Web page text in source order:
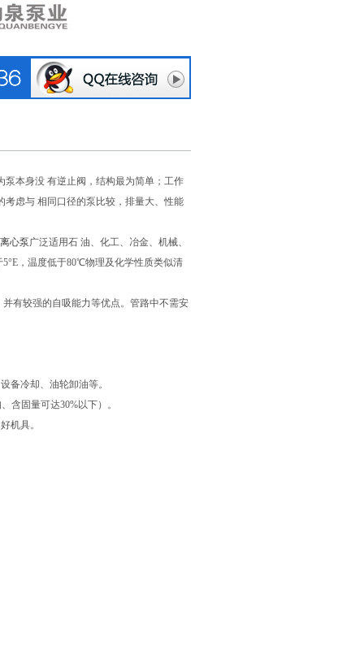
泵本身没 有逆止阀，结构最为简单；工作
虑与 相同口径的泵比较，排量大、性能
离心泵广泛适用石 油、化工、冶金、机械、
，温度低于80℃物理及化学性质类似清
有较强的自吸能力等优点。管路中不需安
备冷却、油轮卸油等。
含固量可达30%以下）。
机具。